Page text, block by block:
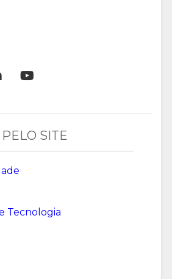
SITE
Tecnologia